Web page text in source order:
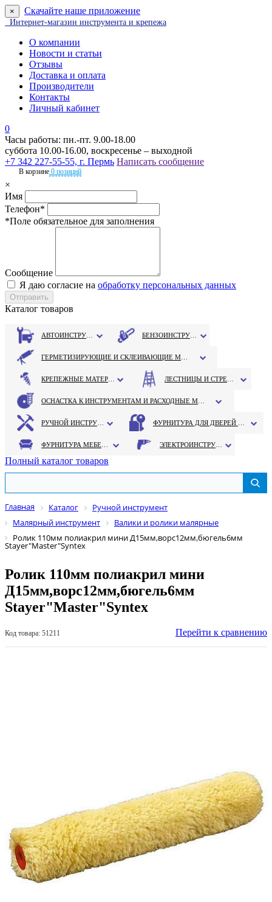
× Скачайте наше приложение
Интернет-магазин инструмента и крепежа
О компании
Новости и статьи
Отзывы
Доставка и оплата
Производители
Контакты
Личный кабинет
0
Часы работы: пн.-пт. 9.00-18.00
суббота 10.00-16.00, воскресенье – выходной
+7 342 227-55-55, г. Пермь Написать сообщение
В корзине 0 позиций
×
Имя
Телефон*
*Поле обязательное для заполнения
Сообщение
Я даю согласие на обработку персональных данных
Каталог товаров
Полный каталог товаров
Главная Каталог
Ручной инструмент
Малярный инструмент
Валики и ролики малярные
Ролик 110мм полиакрил мини Д15мм,ворс12мм,бюгель6мм
Stayer"Master"Syntex
Ролик 110мм полиакрил мини
Д15мм,ворс12мм,бюгель6мм
Stayer"Master"Syntex
Код товара: 51211 Перейти к сравнению